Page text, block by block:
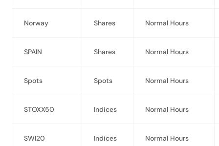
Norway Shares Normal Hours
SPAIN Shares Normal Hours
Spots Spots Normal Hours
STOXX50 Indices Normal Hours
SWI20 Indices Normal Hours